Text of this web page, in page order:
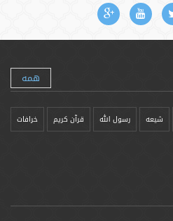
همه
شیعه رسول الله قرآن کریم خرافات